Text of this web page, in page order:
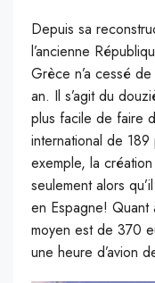
Depuis sa
l’ancienne
Grèce n’a cessé
an. Il s’agit du
plus facile de faire
international de
exemple, la
seulement alors
en Espagne! Quant
moyen est de 370
une heure d’avion